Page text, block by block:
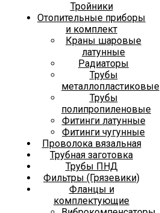
Тройники
Отопительные приборы
и комплект
Краны шаровые
латунные
Радиаторы
Трубы
металлопластиковые
Трубы
полипропиленовые
Фитинги латунные
Фитинги чугунные
Проволока вязальная
Трубная заготовка
Трубы ПНД
Фильтры (Грязевики)
Фланцы и
комплектующие